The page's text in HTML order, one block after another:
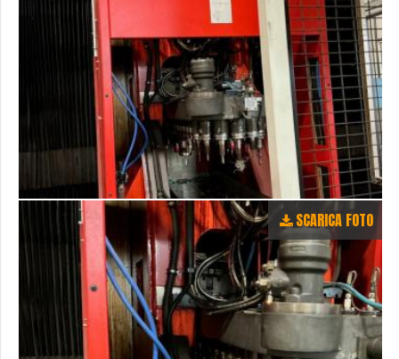
SCARICA FOTO